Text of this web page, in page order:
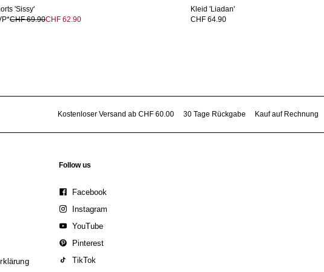
'Sissy'
CHF 69.90CHF 62.90
Kleid 'Liadan'
CHF 64.90
Kostenloser Versand ab CHF 60.00 30 Tage Rückgabe Kauf auf Rechnung
Follow us
Facebook
Instagram
YouTube
Pinterest
TikTok